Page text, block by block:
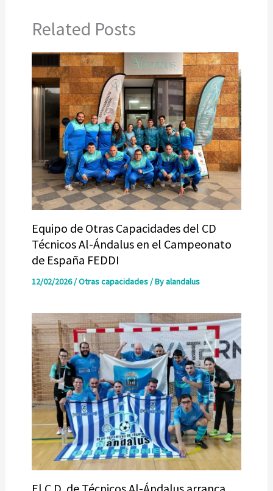
Related Posts
Equipo de Otras Capacidades del CD
Técnicos Al-Ándalus en el Campeonato
de España FEDDI
12/02/2026/Otras capacidades/ Byalandalus